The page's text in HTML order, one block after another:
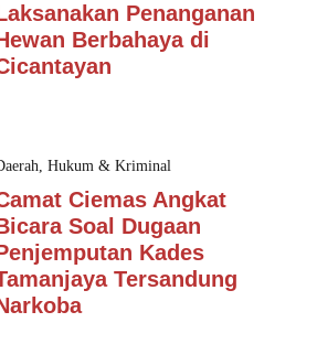
Penanganan
Berbahaya di
, Hukum & Kriminal
Ciemas Angkat
Soal Dugaan
Kades
Tersandung